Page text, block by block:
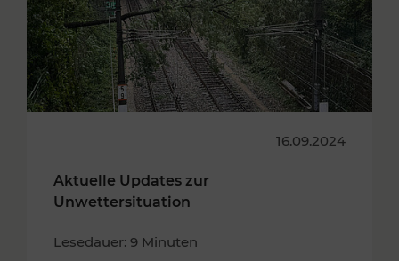
16.09.2024
Aktuelle Updates zur
Unwettersituation
Lesedauer: 9 Minuten